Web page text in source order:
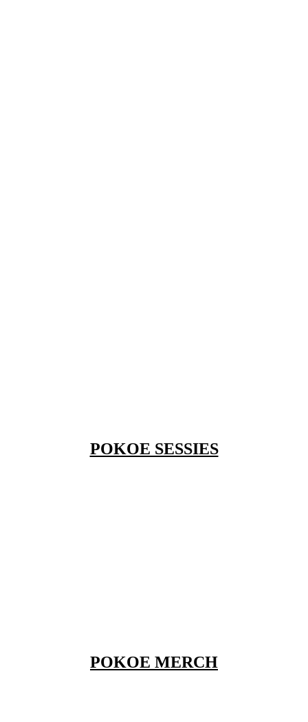
POKOE SESSIES
POKOE MERCH